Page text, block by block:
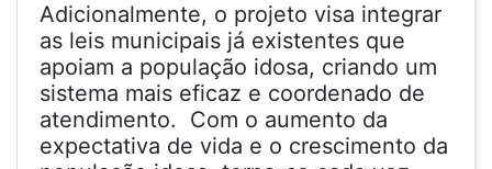
Adicionalmente, o projeto visa integrar
as leis municipais já existentes que
apoiam a população idosa, criando um
sistema mais eficaz e coordenado de
atendimento. Com o aumento da
expectativa de vida e o crescimento da